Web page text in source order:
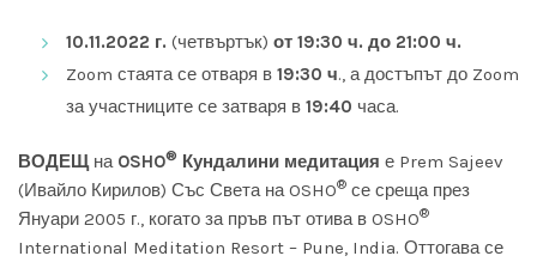
10.11.2022 г. (четвъртък) от 19:30 ч. до 21:00 ч.
Zoom стаята се отваря в 19:30 ч., а достъпът до Zoom
за участниците се затваря в 19:40 часа.
ВОДЕЩ на OSHO® Кундалини медитация е Prem Sajeev
(Ивайло Кирилов) Със Света на OSHO® се среща през
Януари 2005 г., когато за пръв път отива в OSHO®
International Meditation Resort – Pune, India. Оттогава се